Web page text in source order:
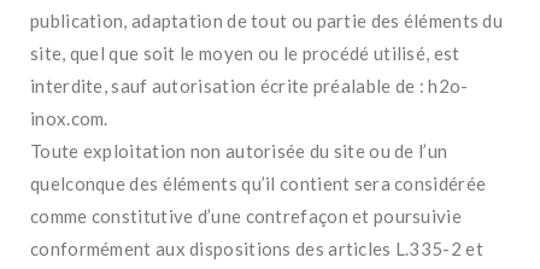
publication, adaptation de tout ou partie des éléments du
site, quel que soit le moyen ou le procédé utilisé, est
interdite, sauf autorisation écrite préalable de : h2o-
inox.com.
Toute exploitation non autorisée du site ou de l’un
quelconque des éléments qu’il contient sera considérée
comme constitutive d’une contrefaçon et poursuivie
conformément aux dispositions des articles L.335-2 et